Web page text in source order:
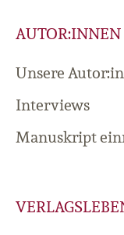
AUTOR:INNEN
Unsere
Interviews
Manuskript